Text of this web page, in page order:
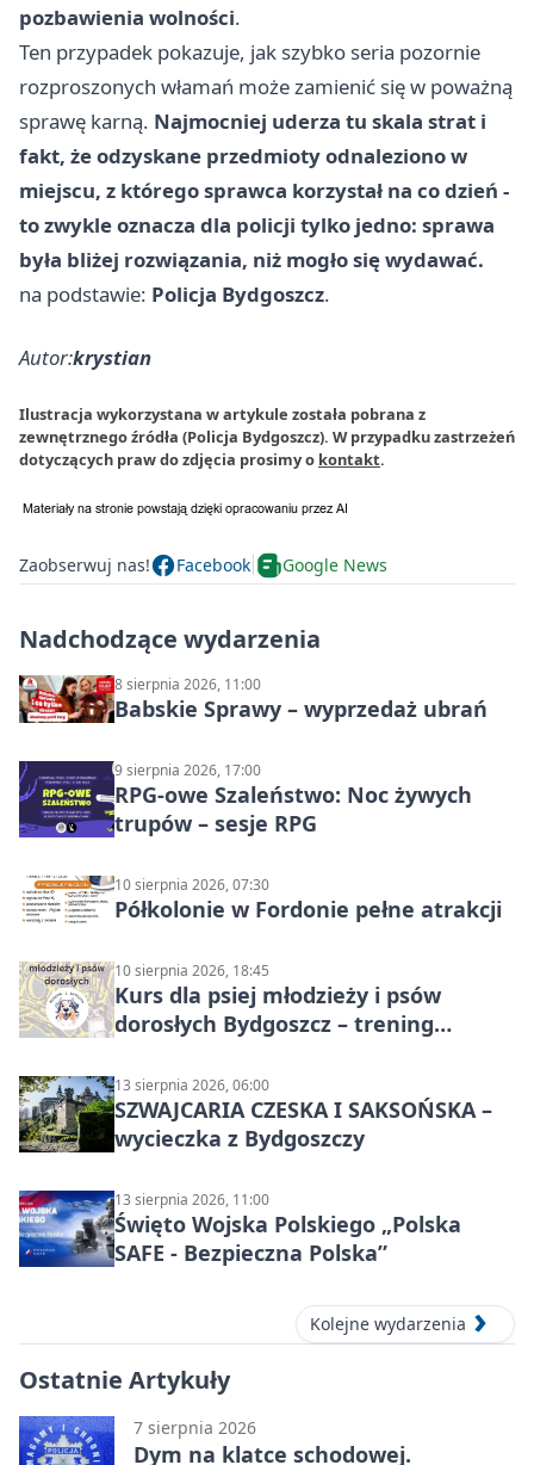
pozbawienia wolności.
Ten przypadek pokazuje, jak szybko seria pozornie
rozproszonych włamań może zamienić się w poważną
sprawę karną. Najmocniej uderza tu skala strat i
fakt, że odzyskane przedmioty odnaleziono w
miejscu, z którego sprawca korzystał na co dzień -
to zwykle oznacza dla policji tylko jedno: sprawa
była bliżej rozwiązania, niż mogło się wydawać.
na podstawie: Policja Bydgoszcz.
Autor:krystian
Ilustracja wykorzystana w artykule została pobrana z
zewnętrznego źródła (Policja Bydgoszcz). W przypadku zastrzeżeń
dotyczących praw do zdjęcia prosimy o kontakt.
Zaobserwuj nas! Facebook Google News
Nadchodzące wydarzenia
8 sierpnia 2026, 11:00
Babskie Sprawy – wyprzedaż ubrań
9 sierpnia 2026, 17:00
RPG-owe Szaleństwo: Noc żywych
trupów – sesje RPG
10 sierpnia 2026, 07:30
Półkolonie w Fordonie pełne atrakcji
10 sierpnia 2026, 18:45
Kurs dla psiej młodzieży i psów
dorosłych Bydgoszcz – trening
13 sierpnia 2026, 06:00
SZWAJCARIA CZESKA I SAKSOŃSKA –
wycieczka z Bydgoszczy
13 sierpnia 2026, 11:00
Święto Wojska Polskiego „Polska
SAFE - Bezpieczna Polska”
Kolejne wydarzenia
Ostatnie Artykuły
7 sierpnia 2026
Dym na klatce schodowej.